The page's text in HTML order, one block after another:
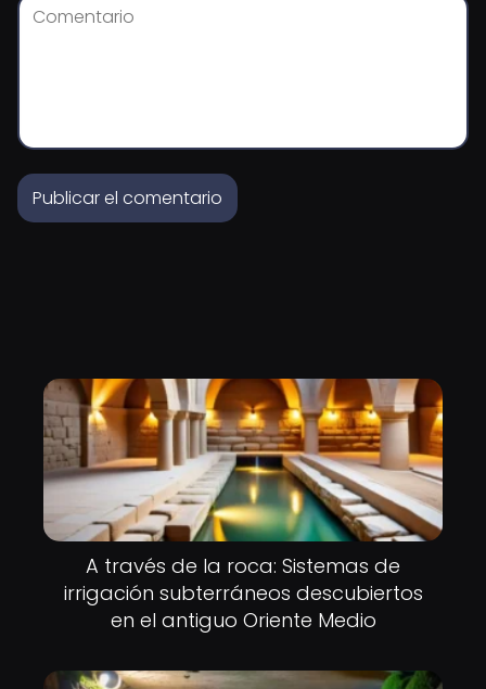
A través de la roca: Sistemas de
irrigación subterráneos descubiertos
en el antiguo Oriente Medio